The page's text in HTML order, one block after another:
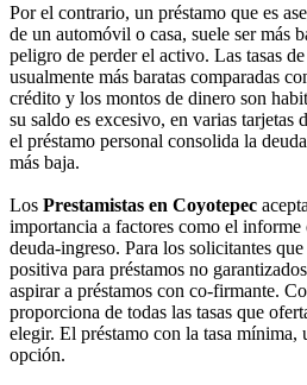
Por el contrario, un préstamo que es
de un automóvil o casa, suele ser más
peligro de perder el activo. Las tasas
usualmente más baratas comparadas
crédito y los montos de dinero son
su saldo es excesivo, en varias tarjetas
el préstamo personal consolida la
más baja.
Los Prestamistas en Coyotepec
importancia a factores como el
deuda-ingreso. Para los solicitantes
positiva para préstamos no
aspirar a préstamos con co-firmante.
proporciona de todas las tasas que
elegir. El préstamo con la tasa mínima,
opción.